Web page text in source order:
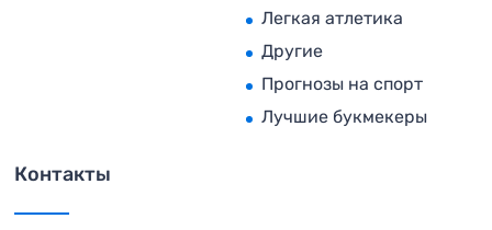
Легкая атлетика
Другие
Прогнозы на спорт
Лучшие букмекеры
Контакты